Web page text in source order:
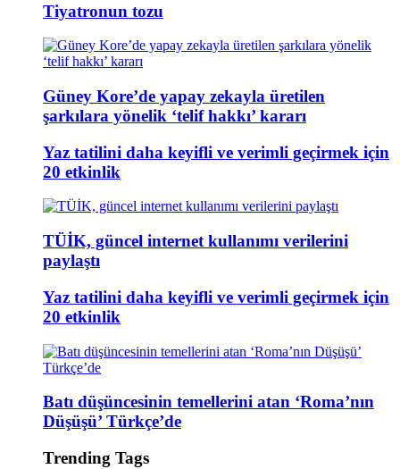
Tiyatronun tozu
Güney Kore’de yapay zekayla üretilen
şarkılara yönelik ‘telif hakkı’ kararı
Yaz tatilini daha keyifli ve verimli geçirmek için
20 etkinlik
TÜİK, güncel internet kullanımı verilerini
paylaştı
Yaz tatilini daha keyifli ve verimli geçirmek için
20 etkinlik
Batı düşüncesinin temellerini atan ‘Roma’nın
Düşüşü’ Türkçe’de
Trending Tags